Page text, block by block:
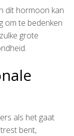
dit hormoon kan
om te bedenken
grote
als het gaat
bent,